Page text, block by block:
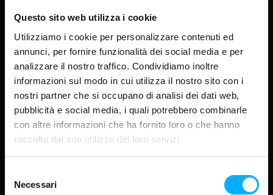
Questo sito web utilizza i cookie
Utilizziamo i cookie per personalizzare contenuti ed
annunci, per fornire funzionalità dei social media e per
analizzare il nostro traffico. Condividiamo inoltre
informazioni sul modo in cui utilizza il nostro sito con i
nostri partner che si occupano di analisi dei dati web,
pubblicità e social media, i quali potrebbero combinarle
con altre informazioni che ha fornito loro o che hanno
raccolto dal suo utilizzo dei loro servizi.
delNecessari
About
Progetti
Industry
Magazine
CORPORATE
LinkedIn
VISTA GALLERIA VISTA GRIGLIA